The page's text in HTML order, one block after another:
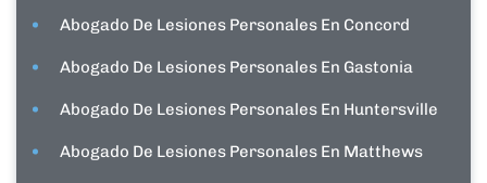
Abogado De Lesiones Personales En Concord
Abogado De Lesiones Personales En Gastonia
Abogado De Lesiones Personales En Huntersville
Abogado De Lesiones Personales En Matthews